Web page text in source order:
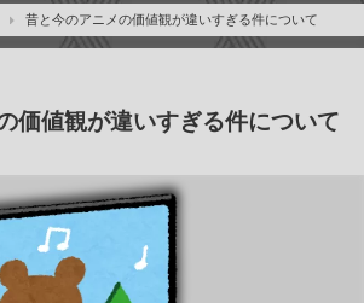
昔と今のアニメの価値観が違いすぎる件について
価値観が違いすぎる件について